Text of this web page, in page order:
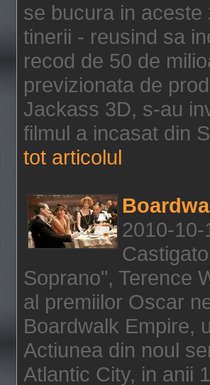
se bucura in
tinerii - reusind sa
recod de 50 de
previzionata de
Jackass 3D, s-au
filmul a incasat din
tot articolul
2010-10-
Soprano", Terence
al premiilor Oscar
Boardwalk Empire,
Actiunea din noul
Atlantic City, in anii